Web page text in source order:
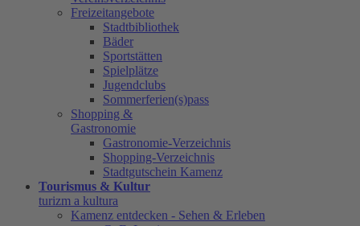
Freizeitangebote
Stadtbibliothek
Bäder
Sportstätten
Spielplätze
Jugendclubs
Sommerferien(s)pass
Shopping &
Gastronomie
Gastronomie-Verzeichnis
Shopping-Verzeichnis
Stadtgutschein Kamenz
Tourismus & Kultur
turizm a kultura
Kamenz entdecken - Sehen & Erleben